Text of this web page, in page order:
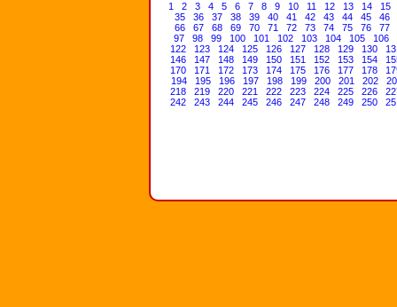
1 2 3 4 5 6 7 8 9 10 11 12 13 14
15
35
36 37 38 39 40 41 42 43 44 45
46
66
67 68 69 70 71 72 73 74 75 76
77
97
98 99 100 101 102 103 104 105
106
122
123 124 125 126 127 128 129 130
146
147 148 149 150 151 152 153 154
170
171 172 173 174 175 176 177 178
194
195 196 197 198 199 200 201 202
218
219 220 221 222 223 224 225 226
242
243 244 245 246 247 248 249 250